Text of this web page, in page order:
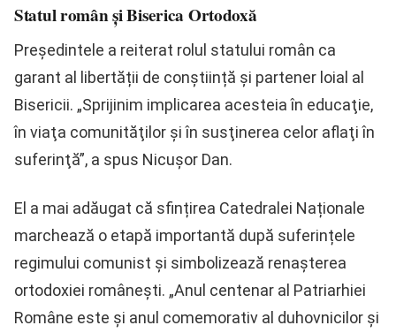
Statul român și Biserica Ortodoxă
Președintele a reiterat rolul statului român ca
garant al libertății de conștiință și partener loial al
Bisericii. „Sprijinim implicarea acesteia în educaţie,
în viaţa comunităţilor şi în susţinerea celor aflaţi în
suferinţă”, a spus Nicușor Dan.
El a mai adăugat că sfințirea Catedralei Naționale
marchează o etapă importantă după suferințele
regimului comunist și simbolizează renașterea
ortodoxiei românești. „Anul centenar al Patriarhiei
Române este şi anul comemorativ al duhovnicilor şi